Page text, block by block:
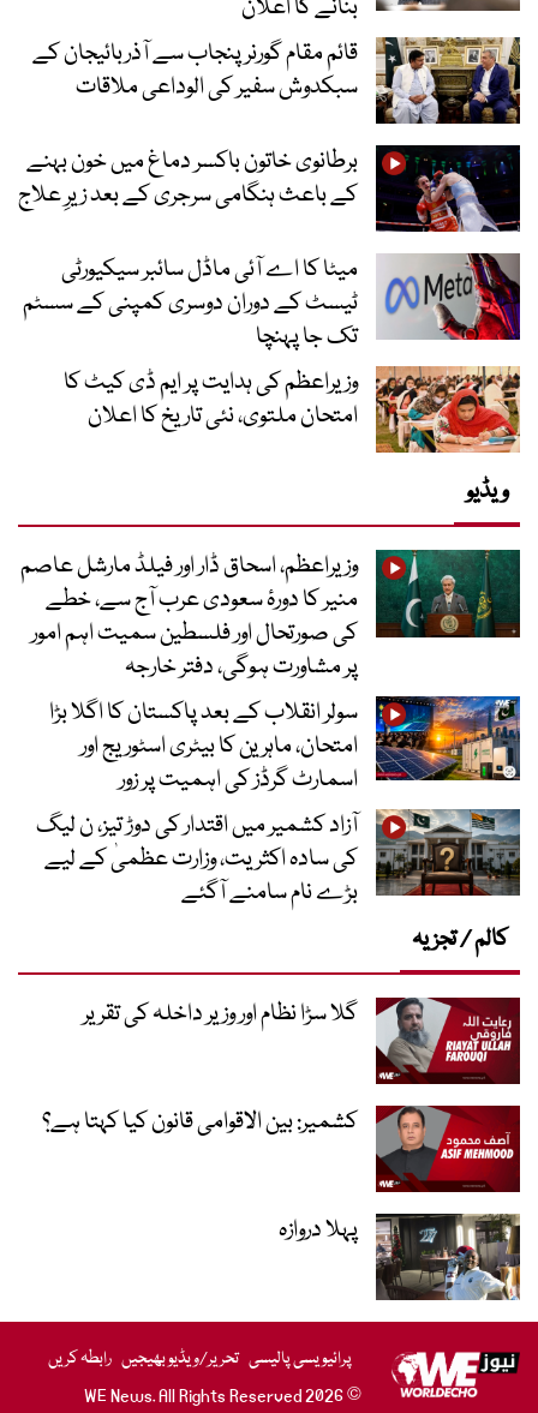
بنانے کا اعلان
قائم مقام گورنر پنجاب سے آذربائیجان کے
سبکدوش سفیر کی الوداعی ملاقات
برطانوی خاتون باکسر دماغ میں خون بہنے
کے باعث ہنگامی سرجری کے بعد زیرِ علاج
میٹا کا اے آئی ماڈل سائبر سیکیورٹی
ٹیسٹ کے دوران دوسری کمپنی کے سسٹم
تک جا پہنچا
وزیراعظم کی ہدایت پر ایم ڈی کیٹ کا
امتحان ملتوی، نئی تاریخ کا اعلان
ویڈیو
وزیراعظم، اسحاق ڈار اور فیلڈ مارشل عاصم
منیر کا دورۂ سعودی عرب آج سے، خطے
کی صورتحال اور فلسطین سمیت اہم امور
پر مشاورت ہوگی، دفتر خارجہ
سولر انقلاب کے بعد پاکستان کا اگلا بڑا
امتحان، ماہرین کا بیٹری اسٹوریج اور
اسمارٹ گرڈز کی اہمیت پر زور
آزاد کشمیر میں اقتدار کی دوڑ تیز، ن لیگ
کی سادہ اکثریت، وزارت عظمیٰ کے لیے
بڑے نام سامنے آگئے
کالم / تجزیہ
گلا سڑا نظام اور وزیر داخلہ کی تقریر
کشمیر: بین الاقوامی قانون کیا کہتا ہے؟
پہلا دروازہ
پرائیویسی پالیسی تحریر/ویڈیو بھیجیں رابطہ کریں
© 2026 WE News. All Rights Reserved